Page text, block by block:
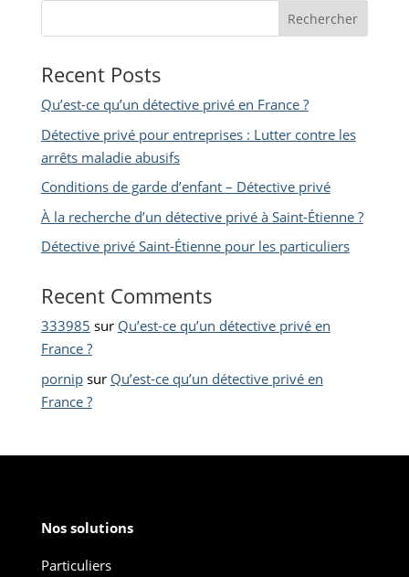
Rechercher
Recent Posts
Qu’est-ce qu’un détective privé en France ?
Détective privé pour entreprises : Lutter contre les
arrêts maladie abusifs
Conditions de garde d’enfant – Détective privé
À la recherche d’un détective privé à Saint-Étienne ?
Détective privé Saint-Étienne pour les particuliers
Recent Comments
333985 sur Qu’est-ce qu’un détective privé en
France ?
pornipsur Qu’est-ce qu’un détective privé en
France ?
Nos solutions
Particuliers